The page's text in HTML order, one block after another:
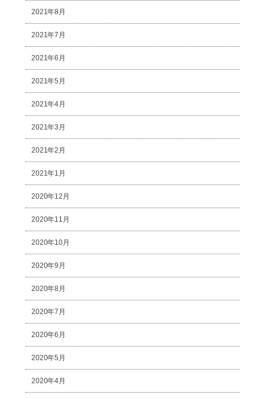
2021年8月
2021年7月
2021年6月
2021年5月
2021年4月
2021年3月
2021年2月
2021年1月
2020年12月
2020年11月
2020年10月
2020年9月
2020年8月
2020年7月
2020年6月
2020年5月
2020年4月